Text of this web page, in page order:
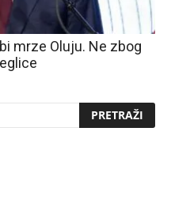
mrze Oluju. Ne zbog